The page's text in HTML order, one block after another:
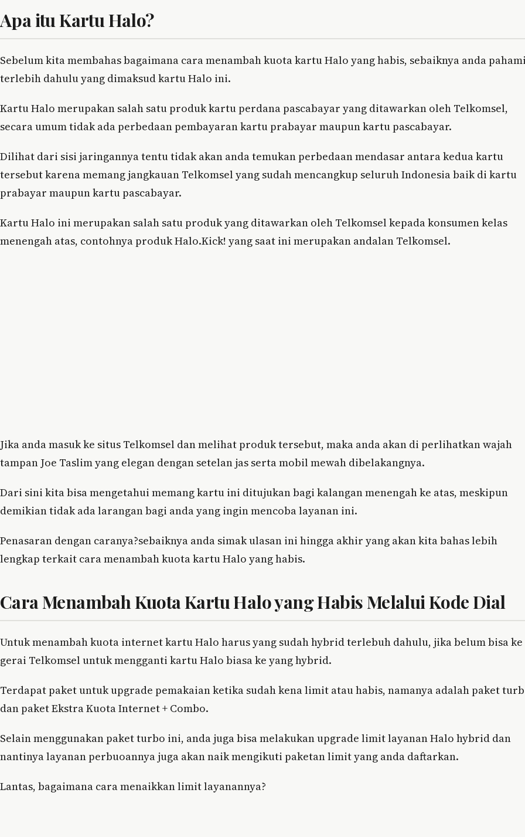
Apa itu Kartu Halo?
Sebelum kita membahas bagaimana cara menambah kuota kartu Halo yang habis, sebaiknya anda
terlebih dahulu yang dimaksud kartu Halo ini.
Kartu Halo merupakan salah satu produk kartu perdana pascabayar yang ditawarkan oleh Telkomsel,
secara umum tidak ada perbedaan pembayaran kartu prabayar maupun kartu pascabayar.
Dilihat dari sisi jaringannya tentu tidak akan anda temukan perbedaan mendasar antara kedua kartu
tersebut karena memang jangkauan Telkomsel yang sudah mencangkup seluruh Indonesia baik di kartu
prabayar maupun kartu pascabayar.
Kartu Halo ini merupakan salah satu produk yang ditawarkan oleh Telkomsel kepada konsumen kelas
menengah atas, contohnya produk Halo.Kick! yang saat ini merupakan andalan Telkomsel.
Jika anda masuk ke situs Telkomsel dan melihat produk tersebut, maka anda akan di perlihatkan wajah
tampan Joe Taslim yang elegan dengan setelan jas serta mobil mewah dibelakangnya.
Dari sini kita bisa mengetahui memang kartu ini ditujukan bagi kalangan menengah ke atas, meskipun
demikian tidak ada larangan bagi anda yang ingin mencoba layanan ini.
Penasaran dengan caranya?sebaiknya anda simak ulasan ini hingga akhir yang akan kita bahas lebih
lengkap terkait cara menambah kuota kartu Halo yang habis.
Cara Menambah Kuota Kartu Halo yang Habis Melalui Kode Dial
Untuk menambah kuota internet kartu Halo harus yang sudah hybrid terlebuh dahulu, jika belum bisa ke
gerai Telkomsel untuk mengganti kartu Halo biasa ke yang hybrid.
Terdapat paket untuk upgrade pemakaian ketika sudah kena limit atau habis, namanya adalah paket
dan paket Ekstra Kuota Internet + Combo.
Selain menggunakan paket turbo ini, anda juga bisa melakukan upgrade limit layanan Halo hybrid dan
nantinya layanan perbuoannya juga akan naik mengikuti paketan limit yang anda daftarkan.
Lantas, bagaimana cara menaikkan limit layanannya?